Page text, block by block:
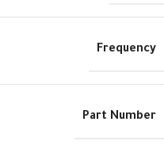
Frequency
Part Number